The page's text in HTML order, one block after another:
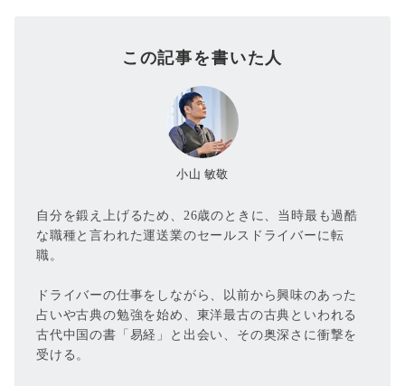
この記事を書いた人
小山 敏敬
自分を鍛え上げるため、26歳のときに、当時最も過酷
な職種と言われた運送業のセールスドライバーに転
職。
ドライバーの仕事をしながら、以前から興味のあった
占いや古典の勉強を始め、東洋最古の古典といわれる
古代中国の書「易経」と出会い、その奥深さに衝撃を
受ける。